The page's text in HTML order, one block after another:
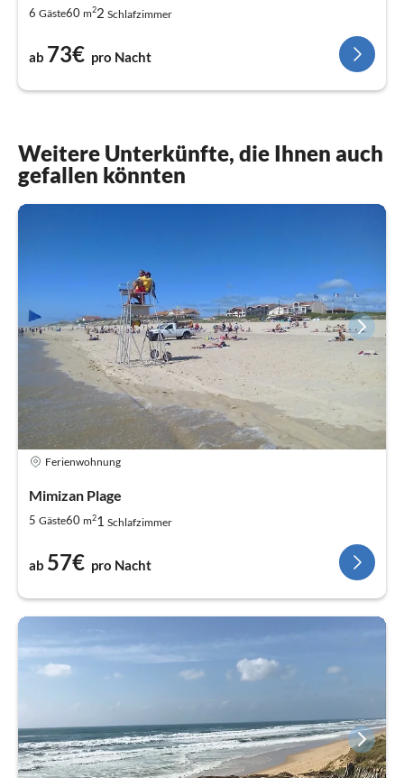
6 Gäste60 m22 Schlafzimmer
ab 73€ pro Nacht
Weitere Unterkünfte, die Ihnen auch
gefallen könnten
Ferienwohnung
Mimizan Plage
5 Gäste60 m21 Schlafzimmer
ab 57€ pro Nacht